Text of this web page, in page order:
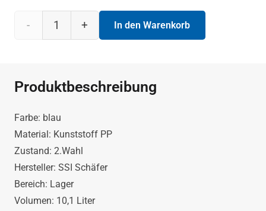
Stapelkasten
4120
blau
von
SSI
In den Warenkorb
Produktbeschreibung
Farbe: blau
Material: Kunststoff PP
Zustand: 2.Wahl
Hersteller: SSI Schäfer
Bereich: Lager
Volumen: 10,1 Liter